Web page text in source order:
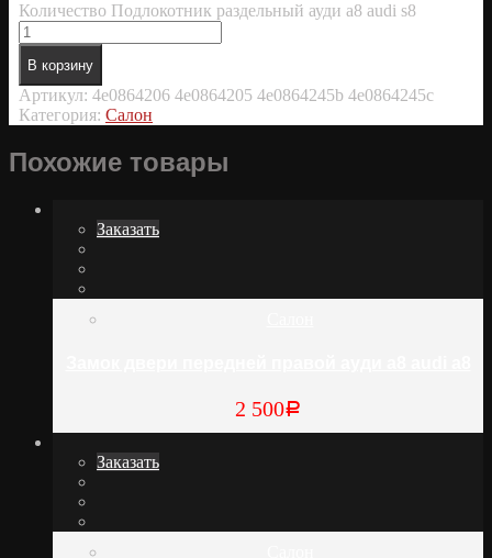
Количество Подлокотник раздельный ауди а8 audi s8
В корзину
Артикул: 4e0864206 4e0864205 4e0864245b 4e0864245c
Категория: Салон
Похожие товары
Заказать
2 500Р
Заказать